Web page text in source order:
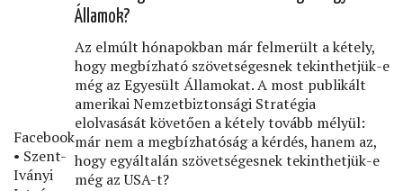
Facebook
• Szent-
Iványi
Államok?
Az elmúlt hónapokban már felmerült a kétely,
hogy megbízható szövetségesnek tekinthetjük-e
még az Egyesült Államokat. A most publikált
amerikai Nemzetbiztonsági Stratégia
elolvasását követően a kétely tovább mélyül:
már nem a megbízhatóság a kérdés, hanem az,
hogy egyáltalán szövetségesnek tekinthetjük-e
még az USA-t?